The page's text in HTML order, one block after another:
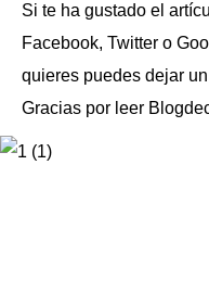
Si te ha gustado el
Facebook, Twitter o
quieres puedes dejar
Gracias por leer